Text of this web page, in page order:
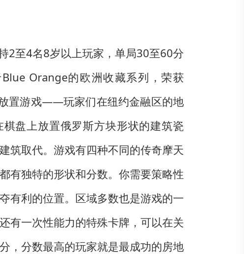
2至4名8岁以上玩家，单局30至60分
Orange的欧洲收藏系列，荣获
置游戏——玩家们在纽约金融区的地
盘上放置俄罗斯方块形状的建筑瓷
筑取代。游戏有四种不同的传奇摩天
有独特的形状和分数。你需要策略性
有利的位置。区域多数也是游戏的一
有一次性能力的特殊卡牌，可以在关
，分数最高的玩家就是最成功的房地